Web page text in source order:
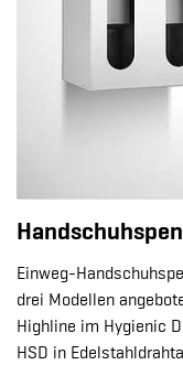
Einweg-
drei Modellen
Highline im Hygienic
HSD in